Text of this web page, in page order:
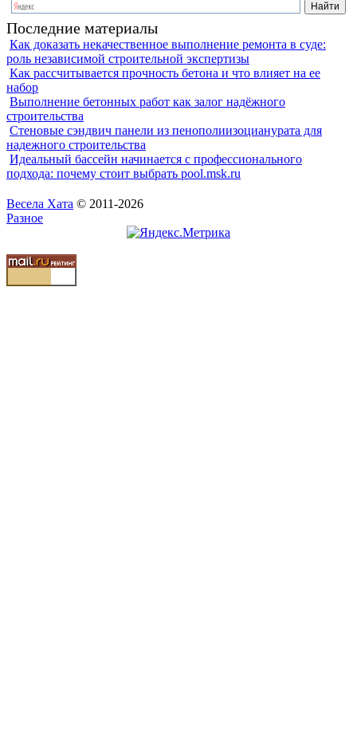
Последние материалы
Как доказать некачественное выполнение ремонта в суде:
роль независимой строительной экспертизы
Как рассчитывается прочность бетона и что влияет на ее
набор
Выполнение бетонных работ как залог надёжного
строительства
Стеновые сэндвич панели из пенополиизоцианурата для
надежного строительства
Идеальный бассейн начинается с профессионального
подхода: почему стоит выбрать pool.msk.ru
Весела Хата © 2011-2026
Разное